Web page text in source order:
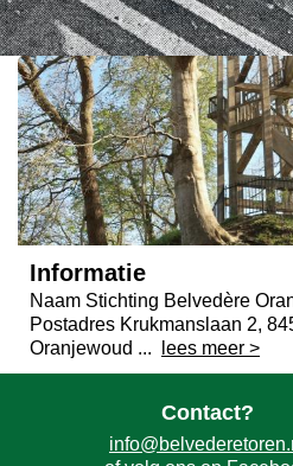
Informatie
Naam Stichting Belvedère
Postadres Krukmanslaan 2,
Oranjewoud ...
lees meer >
Contact?